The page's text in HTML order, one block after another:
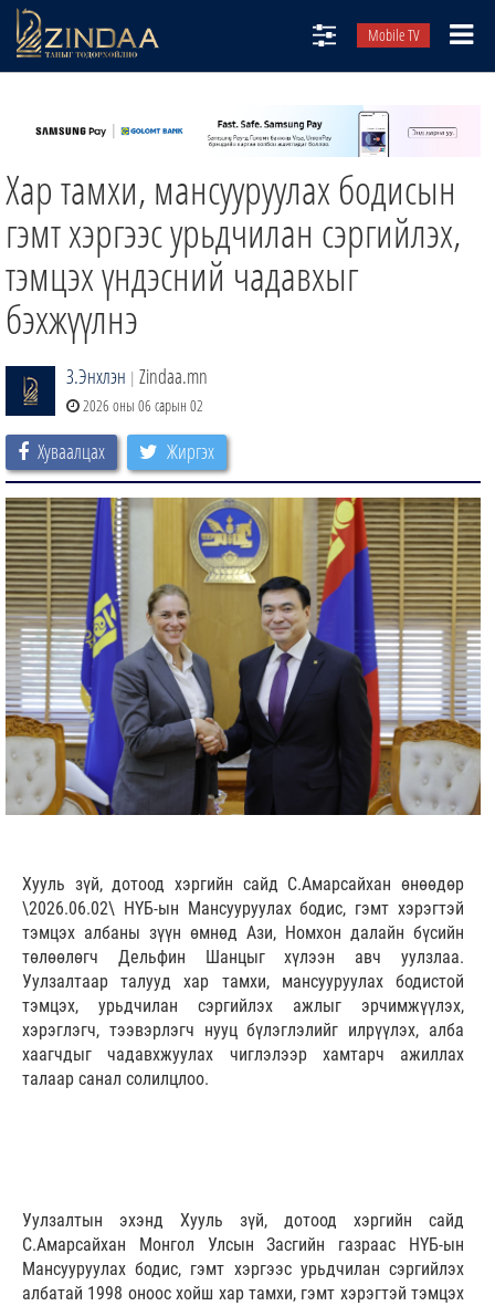
Mobile TV
ТВ8
ӨГЛӨӨНИЙ СОНИН
АУДИО ЗОХИОЛ
ЗИНДАА СЭТГҮҮЛ
Хар тамхи, мансууруулах бодисын
гэмт хэргээс урьдчилан сэргийлэх,
тэмцэх үндэсний чадавхыг
бэхжүүлнэ
З.Энхлэн | Zindaa.mn
2026 оны 06 сарын 02
Хуваалцах Жиргэх
Хууль зүй, дотоод хэргийн сайд С.Амарсайхан өнөөдөр
\2026.06.02\ НҮБ-ын Мансууруулах бодис, гэмт хэрэгтэй
тэмцэх албаны зүүн өмнөд Ази, Номхон далайн бүсийн
төлөөлөгч Дельфин Шанцыг хүлээн авч уулзлаа.
Уулзалтаар талууд хар тамхи, мансууруулах бодистой
тэмцэх, урьдчилан сэргийлэх ажлыг эрчимжүүлэх,
хэрэглэгч, тээвэрлэгч нууц бүлэглэлийг илрүүлэх, алба
хаагчдыг чадавхжуулах чиглэлээр хамтарч ажиллах
талаар санал солилцлоо.
Уулзалтын эхэнд Хууль зүй, дотоод хэргийн сайд
С.Амарсайхан Монгол Улсын Засгийн газраас НҮБ-ын
Мансууруулах бодис, гэмт хэргээс урьдчилан сэргийлэх
албатай 1998 оноос хойш хар тамхи, гэмт хэрэгтэй тэмцэх